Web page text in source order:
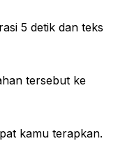
5 detik dan teks
tersebut ke
kamu terapkan.